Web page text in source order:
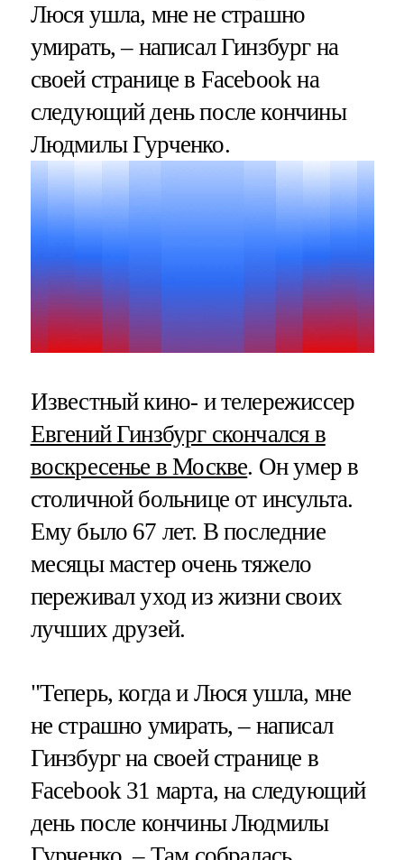
Люся ушла, мне не страшно
умирать, – написал Гинзбург на
своей странице в Facebook на
следующий день после кончины
Людмилы Гурченко.
Известный кино- и телережиссер
Евгений Гинзбург скончался в
воскресенье в Москве. Он умер в
столичной больнице от инсульта.
Ему было 67 лет. В последние
месяцы мастер очень тяжело
переживал уход из жизни своих
лучших друзей.
"Теперь, когда и Люся ушла, мне
не страшно умирать, – написал
Гинзбург на своей странице в
Facebook 31 марта, на следующий
день после кончины Людмилы